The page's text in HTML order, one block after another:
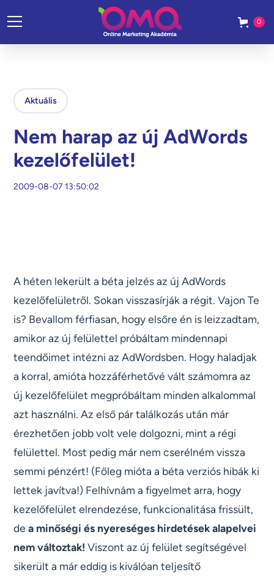
0
Aktuális
Nem harap az új AdWords
kezelőfelület!
2009-08-07 13:50:02
A héten lekerült a béta jelzés az új AdWords
kezelőfelületről. Sokan visszasírják a régit. Vajon Te
is? Bevallom férfiasan, hogy elsőre én is leizzadtam,
amikor az új felülettel próbáltam mindennapi
teendőimet intézni az AdWordsben. Hogy haladjak
a korral, amióta hozzáférhetővé vált számomra az
új kezelőfelület megpróbáltam minden alkalommal
azt használni. Az első pár találkozás után már
érezhetően jobb volt vele dolgozni, mint a régi
felülettel. Most pedig már nem cserélném vissza
semmi pénzért! (Főleg mióta a béta verziós hibák ki
lettek javítva!) Felhívnám a figyelmet arra, hogy
kezelőfelület elrendezése, funkcionalitása frissült,
dea minőségi és nyereséges hirdetések alapelvei
nem változtak! Viszont az új felület segítségével
sikerült a már eddig is kiválóan teljesítő